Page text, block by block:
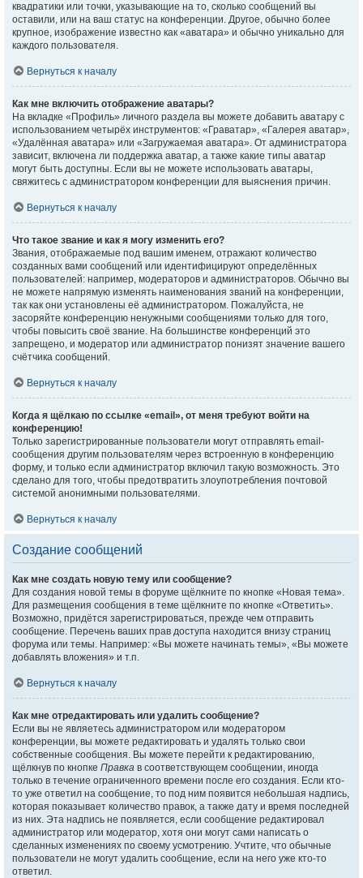
квадратики или точки, указывающие на то, сколько сообщений вы
оставили, или на ваш статус на конференции. Другое, обычно более
крупное, изображение известно как «аватара» и обычно уникально для
каждого пользователя.
Вернуться к началу
Как мне включить отображение аватары?
На вкладке «Профиль» личного раздела вы можете добавить аватару с
использованием четырёх инструментов: «Граватар», «Галерея аватар»,
«Удалённая аватара» или «Загружаемая аватара». От администратора
зависит, включена ли поддержка аватар, а также какие типы аватар
могут быть доступны. Если вы не можете использовать аватары,
свяжитесь с администратором конференции для выяснения причин.
Вернуться к началу
Что такое звание и как я могу изменить его?
Звания, отображаемые под вашим именем, отражают количество
созданных вами сообщений или идентифицируют определённых
пользователей: например, модераторов и администраторов. Обычно вы
не можете напрямую изменять наименования званий на конференции,
так как они установлены её администратором. Пожалуйста, не
засоряйте конференцию ненужными сообщениями только для того,
чтобы повысить своё звание. На большинстве конференций это
запрещено, и модератор или администратор понизят значение вашего
счётчика сообщений.
Вернуться к началу
Когда я щёлкаю по ссылке «email», от меня требуют войти на
конференцию!
Только зарегистрированные пользователи могут отправлять email-
сообщения другим пользователям через встроенную в конференцию
форму, и только если администратор включил такую возможность. Это
сделано для того, чтобы предотвратить злоупотребления почтовой
системой анонимными пользователями.
Вернуться к началу
Создание сообщений
Как мне создать новую тему или сообщение?
Для создания новой темы в форуме щёлкните по кнопке «Новая тема».
Для размещения сообщения в теме щёлкните по кнопке «Ответить».
Возможно, придётся зарегистрироваться, прежде чем отправить
сообщение. Перечень ваших прав доступа находится внизу страниц
форума или темы. Например: «Вы можете начинать темы», «Вы можете
добавлять вложения» и т.п.
Вернуться к началу
Как мне отредактировать или удалить сообщение?
Если вы не являетесь администратором или модератором
конференции, вы можете редактировать и удалять только свои
собственные сообщения. Вы можете перейти к редактированию,
щёлкнув по кнопке Правка в соответствующем сообщении, иногда
только в течение ограниченного времени после его создания. Если кто-
то уже ответил на сообщение, то под ним появится небольшая надпись,
которая показывает количество правок, а также дату и время последней
из них. Эта надпись не появляется, если сообщение редактировал
администратор или модератор, хотя они могут сами написать о
сделанных изменениях по своему усмотрению. Учтите, что обычные
пользователи не могут удалить сообщение, если на него уже кто-то
ответил.